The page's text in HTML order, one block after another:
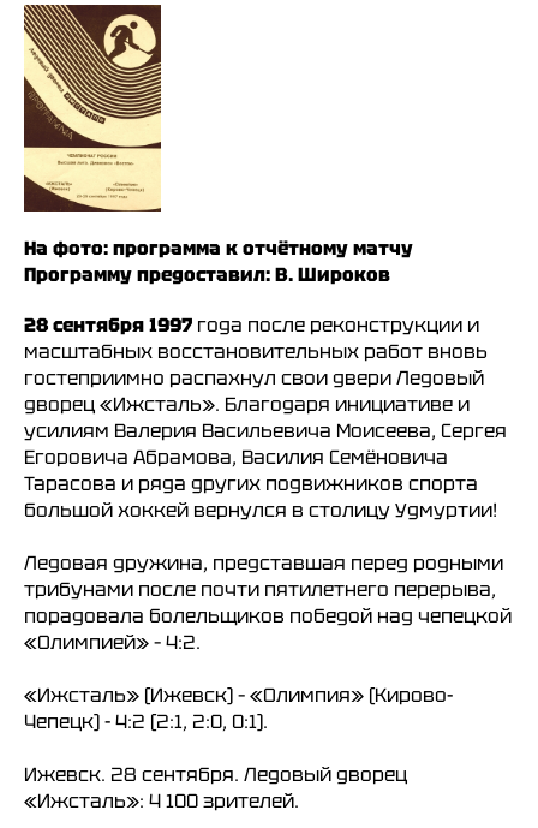
На фото: программа к отчётному матчу
Программу предоставил: В. Широков
28 сентября 1997 года после реконструкции и
масштабных восстановительных работ вновь
гостеприимно распахнул свои двери Ледовый
дворец «Ижсталь». Благодаря инициативе и
усилиям Валерия Васильевича Моисеева, Сергея
Егоровича Абрамова, Василия Семёновича
Тарасова и ряда других подвижников спорта
большой хоккей вернулся в столицу Удмуртии!
Ледовая дружина, представшая перед родными
трибунами после почти пятилетнего перерыва,
порадовала болельщиков победой над чепецкой
«Олимпией» – 4:2.
«Ижсталь» (Ижевск) – «Олимпия» (Кирово-
Чепецк) - 4:2 (2:1, 2:0, 0:1).
Ижевск. 28 сентября. Ледовый дворец
«Ижсталь»: 4 100 зрителей.